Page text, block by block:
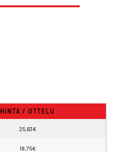
HINTA / OTTELU
25,63€
18,75€